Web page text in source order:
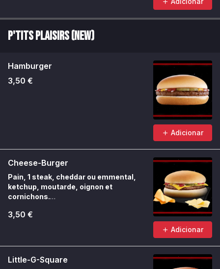
P'tits Plaisirs (NEW)
Hamburger
3,50 €
Adicionar
Cheese-Burger
Pain, 1 steak, cheddar ou emmental,
ketchup, moutarde, oignon et
cornichons.
3,50 €
Adicionar
Little-G-Square